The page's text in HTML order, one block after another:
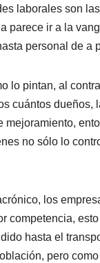
laborales son
parece ir a la
personal de a
lo pintan, al
cuántos
mejoramiento,
no sólo lo
los
competencia,
hasta el
pero